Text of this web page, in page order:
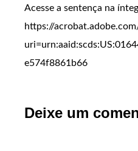
Acesse a sentença na
https://
e574f8861b66
Deixe um